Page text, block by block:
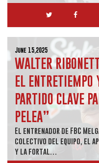
June 15,2025
WALTER
EL ENTRETIEMPO
PARTIDO CLAVE
PELEA”
El entrenador de FBC
colectivo del equipo, el
y la fortal…